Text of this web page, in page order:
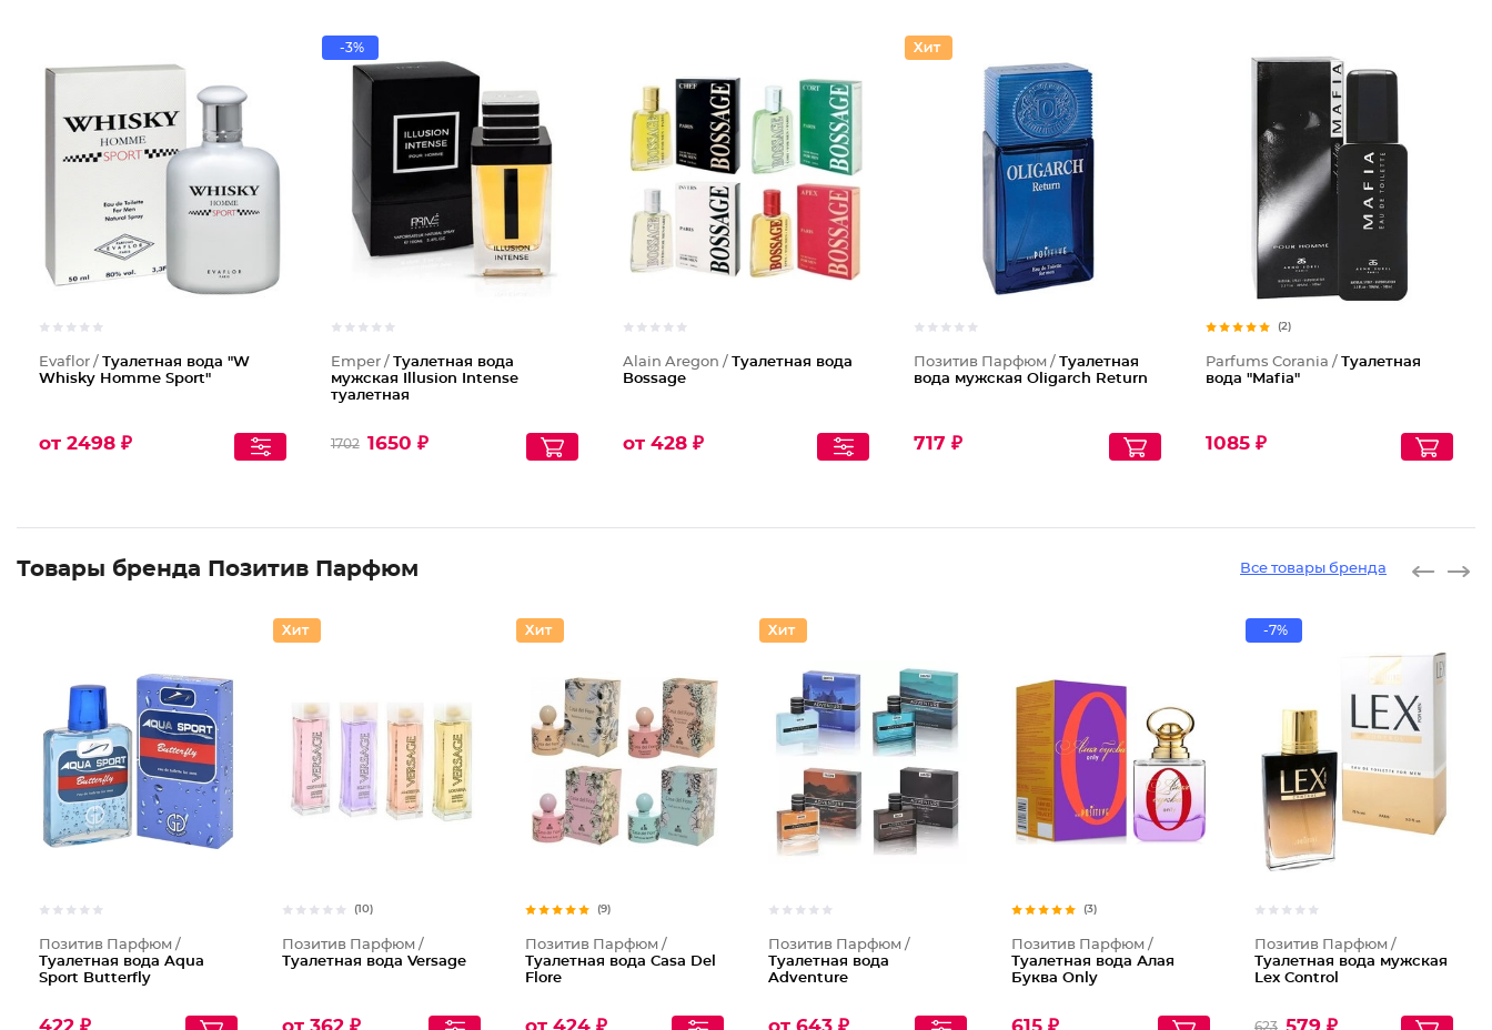
Evaflor /
Туалетная вода "W
Whisky Homme Sport"
от 2498 ₽
-3%
Emper /
Туалетная вода
мужская Illusion Intense
туалетная
1702 1650 ₽
Alain Aregon /
Туалетная вода
Bossage
от 428 ₽
Позитив Парфюм /
Туалетная
вода мужская Oligarch Return
717 ₽
(2)
Parfums Corania /
Туалетная
вода "Mafia"
1085 ₽
Товары бренда Позитив Парфюм Все товары бренда
Позитив Парфюм /
Туалетная вода Aqua
Sport Butterfly
(10)
Позитив Парфюм /
Туалетная вода Versage
(9)
Позитив Парфюм /
Туалетная вода Casa Del
Flore
Позитив Парфюм /
Туалетная вода
Adventure
(3)
Позитив Парфюм /
Туалетная вода Алая
Буква Only
-7%
Позитив Парфюм /
Туалетная вода мужская
Lex Control
623